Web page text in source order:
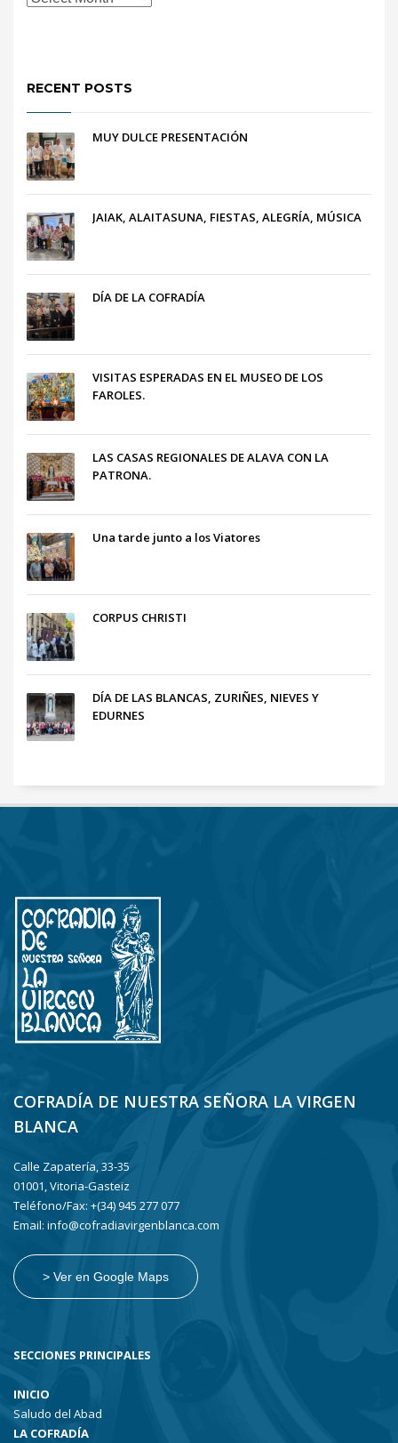
RECENT POSTS
MUY DULCE PRESENTACIÓN
JAIAK, ALAITASUNA, FIESTAS, ALEGRÍA, MÚSICA
DÍA DE LA COFRADÍA
VISITAS ESPERADAS EN EL MUSEO DE LOS
FAROLES.
LAS CASAS REGIONALES DE ALAVA CON LA
PATRONA.
Una tarde junto a los Viatores
CORPUS CHRISTI
DÍA DE LAS BLANCAS, ZURIÑES, NIEVES Y
EDURNES
COFRADÍA DE NUESTRA SEÑORA LA VIRGEN
BLANCA
Calle Zapatería, 33-35
01001, Vitoria-Gasteiz
Teléfono/Fax: +(34) 945 277 077
Email: info@cofradiavirgenblanca.com
> Ver en Google Maps
SECCIONES PRINCIPALES
INICIO
Saludo del Abad
LA COFRADÍA